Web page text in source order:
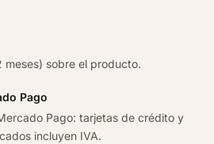
meses) sobre el producto.
Pago
Pago: tarjetas de crédito y
incluyen IVA.